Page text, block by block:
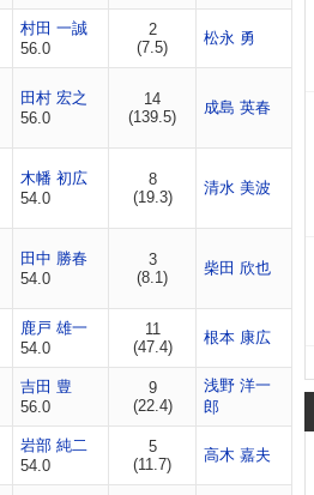
村田 一誠
56.0
2
(7.5)
松永 勇
田村 宏之
56.0
14
(139.5)
成島 英春
木幡 初広
54.0
8
(19.3)
清水 美波
田中 勝春
54.0
3
(8.1)
柴田 欣也
鹿戸 雄一
54.0
11
(47.4)
根本 康広
吉田 豊
56.0
9
(22.4)
浅野 洋一
郎
岩部 純二
54.0
5
(11.7)
高木 嘉夫